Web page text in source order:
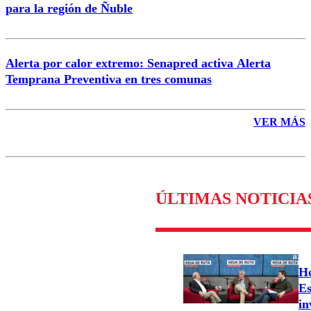
para la región de Ñuble
Alerta por calor extremo: Senapred activa Alerta
Temprana Preventiva en tres comunas
VER MÁS
ÚLTIMAS